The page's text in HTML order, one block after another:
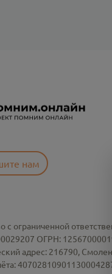
нам
с ограниченной
ОГРН:
адрес: 216790,